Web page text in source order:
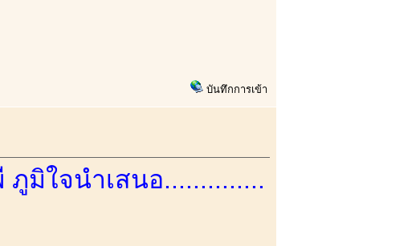
บันทึกการเข้า
มิใจนำเสนอ..............